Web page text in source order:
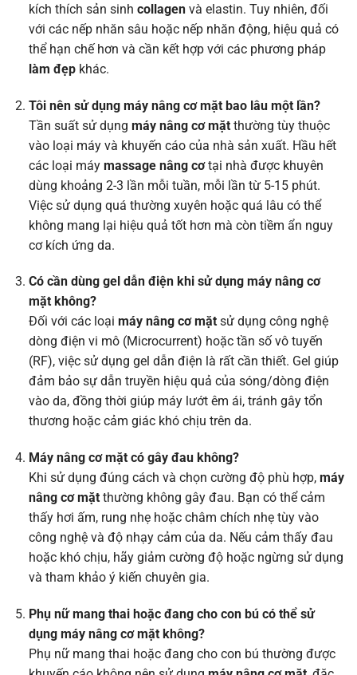
kích thích sản sinh collagenvà elastin. Tuy nhiên, đối
với các nếp nhăn sâu hoặc nếp nhăn động, hiệu quả có
thể hạn chế hơn và cần kết hợp với các phương pháp
làm đẹpkhác.
Tôi nên sử dụng máy nâng cơ mặt bao lâu một lần?
Tần suất sử dụng máy nâng cơ mặtthường tùy thuộc
vào loại máy và khuyến cáo của nhà sản xuất. Hầu hết
các loại máy massage nâng cơtại nhà được khuyên
dùng khoảng 2-3 lần mỗi tuần, mỗi lần từ 5-15 phút.
Việc sử dụng quá thường xuyên hoặc quá lâu có thể
không mang lại hiệu quả tốt hơn mà còn tiềm ẩn nguy
cơ kích ứng da.
Có cần dùng gel dẫn điện khi sử dụng máy nâng cơ
mặt không?
Đối với các loại máy nâng cơ mặtsử dụng công nghệ
dòng điện vi mô (Microcurrent) hoặc tần số vô tuyến
(RF), việc sử dụng gel dẫn điện là rất cần thiết. Gel giúp
đảm bảo sự dẫn truyền hiệu quả của sóng/dòng điện
vào da, đồng thời giúp máy lướt êm ái, tránh gây tổn
thương hoặc cảm giác khó chịu trên da.
Máy nâng cơ mặt có gây đau không?
Khi sử dụng đúng cách và chọn cường độ phù hợp, máy
nâng cơ mặtthường không gây đau. Bạn có thể cảm
thấy hơi ấm, rung nhẹ hoặc châm chích nhẹ tùy vào
công nghệ và độ nhạy cảm của da. Nếu cảm thấy đau
hoặc khó chịu, hãy giảm cường độ hoặc ngừng sử dụng
và tham khảo ý kiến chuyên gia.
Phụ nữ mang thai hoặc đang cho con bú có thể sử
dụng máy nâng cơ mặt không?
Phụ nữ mang thai hoặc đang cho con bú thường được